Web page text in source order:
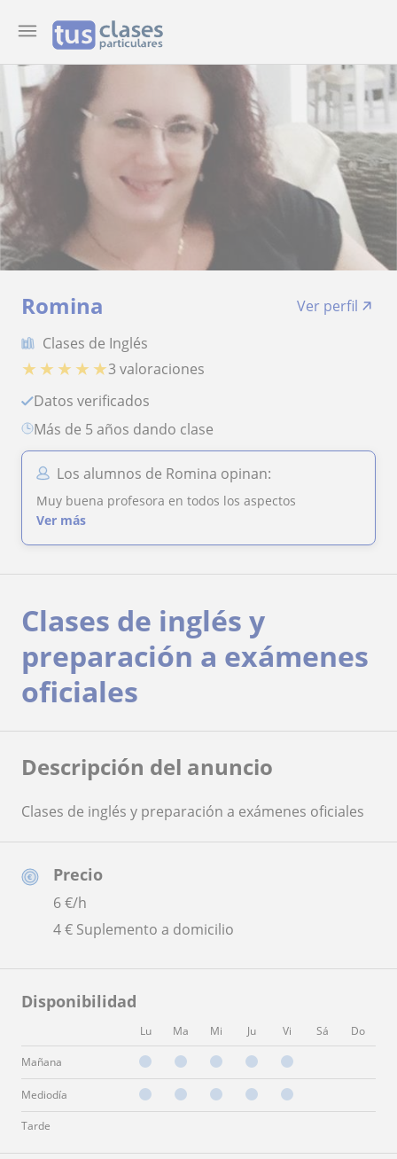
Romina
Ver perfil
Clases de Inglés
★ ★ ★ ★ ★3 valoraciones
Datos verificados
más de 5 años dando clase
Los alumnos de Romina opinan:
Muy buena profesora en todos los aspectos
Ver más
Precio
6€/h
4 € Suplemento a domicilio
Disponibilidad
Lu Ma Mi Ju Vi Sá Do
Mañana
Mediodía
Tarde
Clases de inglés y
preparación a exámenes
oficiales
Descripción del anuncio
Clases de inglés y preparación a exámenes oficiales